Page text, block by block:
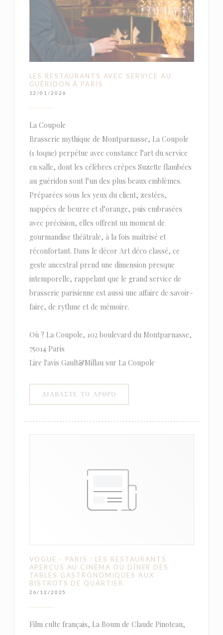
LES RESTAURANTS AVEC SERVICE AU
GUÉRIDON À PARIS
12/01/2026
La Coupole
Brasserie mythique de Montparnasse, La Coupole
(1 toque) perpétue avec constance l’art du service
en salle, dont les célèbres crêpes Suzette flambées
au guéridon sont l’un des plus beaux emblèmes.
Préparées sous les yeux du client, zestées,
nappées de beurre et d’orange, puis embrasées
avec précision, elles offrent un moment de
gourmandise théâtrale, à la fois maîtrisé et
réconfortant. Dans le décor Art déco classé, ce
geste ancestral prend une dimension presque
intemporelle, rappelant que le grand service de
brasserie parisienne est aussi une affaire de savoir-
faire, de rythme et de mémoire.
Où ? La Coupole, 102 boulevard du Montparnasse,
75014 Paris
Lire l'avis Gault&Millau sur La Coupole
ΔΙΑΒΆΣΤΕ ΤΟ ΆΡΘΡΟ((ΑΝΟΊΓΕΙ ΣΕ ΝΈΟ
VOGUE - PARIS : LES RESTAURANTS
APERÇUS AU CINÉMA OÙ DÎNER DES
TABLES GASTRONOMIQUES AUX
BISTROTS DE QUARTIER.
26/12/2025
Film culte français, La Boum de Claude Pinoteau,